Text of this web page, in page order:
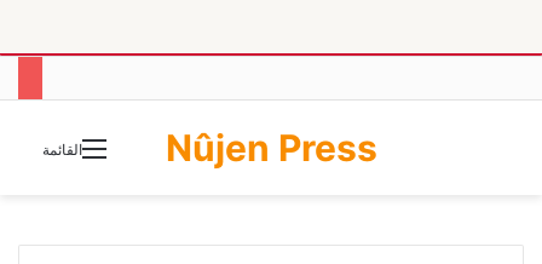
Nûjen Press القائمة